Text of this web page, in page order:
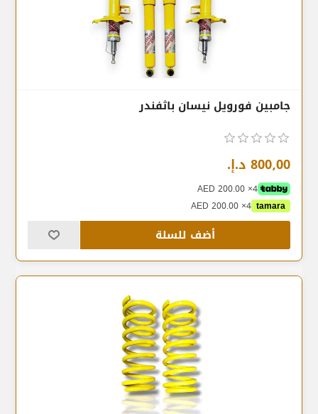
جامبين فورويل نيسان باثفندر
800٫00 د.إ.‏
4× AED 200.00
tamara
4× AED 200.00
أضف للسلة